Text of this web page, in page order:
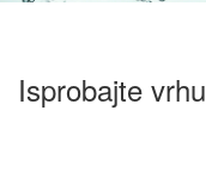
Isprobajte